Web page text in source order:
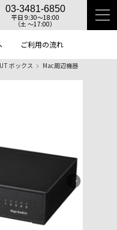
03-3481-6850
平日 9:30〜18:00
（土 〜17:00）
ご利用の流れ
ボックス Mac周辺機器